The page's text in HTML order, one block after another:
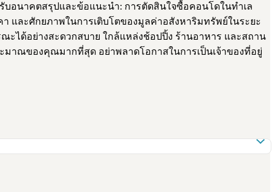
อนาคตสรุปและข้อแนะนำ: การตัดสินใจซื้อคอนโดในทำเล
และศักยภาพในการเติบโตของมูลค่าอสังหาริมทรัพย์ในระยะ
ได้อย่างสะดวกสบาย ใกล้แหล่งช้อปปิ้ง ร้านอาหาร และสถาน
าณของคุณมากที่สุด อย่าพลาดโอกาสในการเป็นเจ้าของที่อยู่